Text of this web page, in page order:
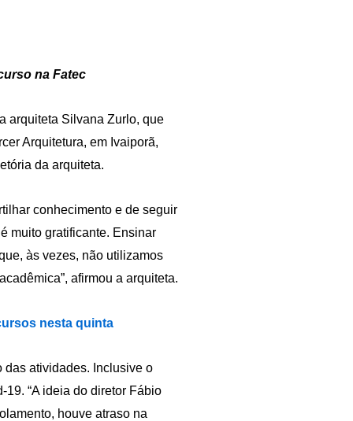
na Fatec
arquiteta Silvana Zurlo, que
Arquitetura, em Ivaiporã,
da arquiteta.
conhecimento e de seguir
muito gratificante. Ensinar
às vezes, não utilizamos
afirmou a arquiteta.
nesta quinta
atividades. Inclusive o
“A ideia do diretor Fábio
houve atraso na